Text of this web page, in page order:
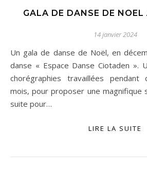
GALA DE DANSE DE
14 janvier 2024
Un gala de danse de Noël, en décembre, pour l’école de
danse « Espace Danse Ciotaden ».
chorégraphies travaillées pendant
mois, pour proposer une magnifique
suite pour…
LIRE LA SUITE